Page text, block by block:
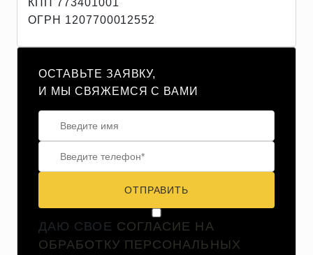
КПП 773401001
ОГРН 1207700012552
ОСТАВЬТЕ ЗАЯВКУ,
И МЫ СВЯЖЕМСЯ С ВАМИ
ОТПРАВИТЬ
ДАЮ СВОЕ СОГЛАСИЕ НА
ОБРАБОТКУ ПЕРСОНАЛЬНЫХ